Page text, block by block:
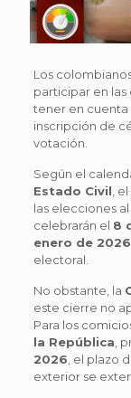
Los
participar en
tener en cuenta
inscripción de
votación.
Según el
Estado Civil ,
las elecciones al
celebrarán el 8
enero de 2026
electoral.
No obstante, la
este cierre no
Para los
la República ,
2026 , el plazo
exterior se